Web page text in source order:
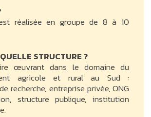
réalisée en groupe de 8 à 10
STRUCTURE ?
œuvrant dans le domaine du
agricole et rural au Sud :
recherche, entreprise privée, ONG
structure publique, institution